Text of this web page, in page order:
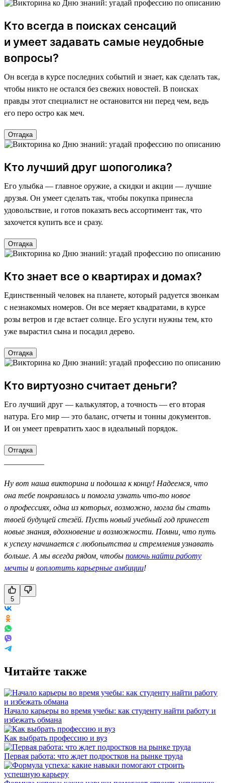
Кто всегда в поисках сенсаций
и умеет задавать самые неудобные
вопросы?
Он всегда в курсе последних событий и знает, как сделать так,
чтобы никто не остался без свежих новостей. В поисках
правды этот специалист не остановится ни перед чем, ведь
его перо остро как меч.
Отгадка
Кто лучший друг шопоголика?
Его улыбка — главное оружие, а скидки и акции — лучшие
друзья. Он умеет сделать так, чтобы покупка принесла
удовольствие, и готов показать весь ассортимент так, что
захочется купить все и сразу.
Отгадка
Кто знает все о квартирах и домах?
Единственный человек на планете, который радуется звонкам
с незнакомых номеров. Он все меряет квадратами, в курсе
розы ветров и где встает солнце. Его услуги нужны тем, кто
уже вырастил сына и посадил дерево.
Отгадка
Кто виртуозно считает деньги?
Его лучший друг — калькулятор, а точность — его вторая
натура. Его мир — это баланс, отчеты и тонны документов.
И он умеет превратить хаос в идеальный порядок.
Отгадка
Ну вот наша викторина и подошла к концу! Надеемся, что
она тебе понравилась и помогла узнать что-то новое
о профессиях, одна из которых, возможно, могла бы стать
твоей будущей стезёй. Пусть новый учебный год принесет
новые знания, вдохновение и возможности. Помни, что путь
к успеху начинается с любопытства и стремления узнавать
больше. А мы всегда рядом, чтобы помочь найти работу
мечты и воплотить карьерные амбиции!
5
Читайте также
Начало карьеры во время учебы: как студенту найти работу и
избежать обмана
Как выбрать профессию и вуз
Первая работа: что ждет подростков на рынке труда